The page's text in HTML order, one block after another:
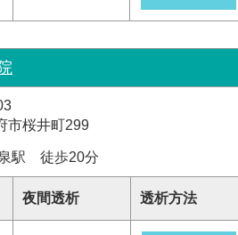
市桜井町299
駅 徒歩20分
夜間透析 透析方法